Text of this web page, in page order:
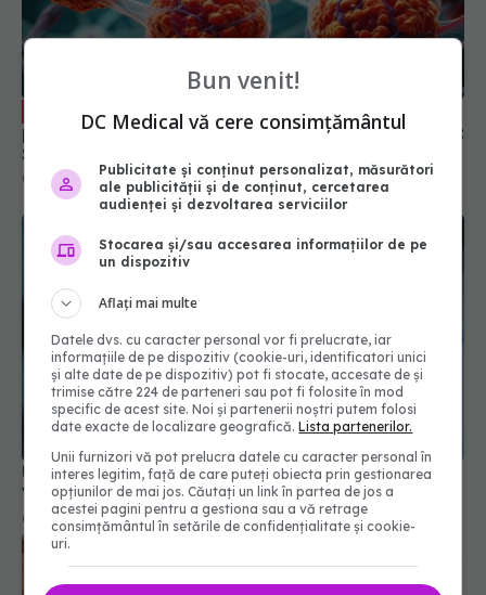
EXCLUSIV Vaccinul anti-HPV, eficient pentru
prevenirea a cinci tipuri de cancer. Dr. Matei Bâră:
Sunt dependente de HPV
UE a autorizat vaccinul actualizat pentru COVID.
Vizează tulpina JN.1
09 oct 2024, 18:07
Bun venit!
DC Medical vă cere consimțământul
Publicitate și conținut personalizat, măsurători
ale publicității și de conținut, cercetarea
audienței și dezvoltarea serviciilor
Stocarea și/sau accesarea informațiilor de pe
un dispozitiv
Aflați mai multe
Datele dvs. cu caracter personal vor fi prelucrate, iar
informațiile de pe dispozitiv (cookie-uri, identificatori unici
și alte date de pe dispozitiv) pot fi stocate, accesate de și
trimise către 224 de parteneri sau pot fi folosite în mod
specific de acest site. Noi și partenerii noștri putem folosi
date exacte de localizare geografică.Lista partenerilor.
Unii furnizori vă pot prelucra datele cu caracter personal în
interes legitim, față de care puteți obiecta prin gestionarea
opțiunilor de mai jos. Căutați un link în partea de jos a
acestei pagini pentru a gestiona sau a vă retrage
consimțământul în setările de confidențialitate și cookie-
uri.